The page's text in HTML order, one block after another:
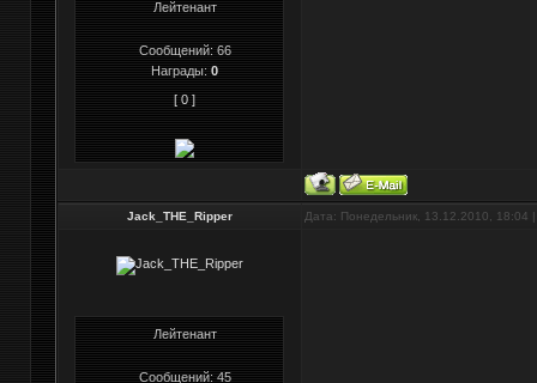
Лейтенант
Сообщений: 66
Награды: 0
[ 0 ]
Jack_THE_Ripper Дата: Понедельник, 13.12.2010,
Лейтенант
Сообщений: 45